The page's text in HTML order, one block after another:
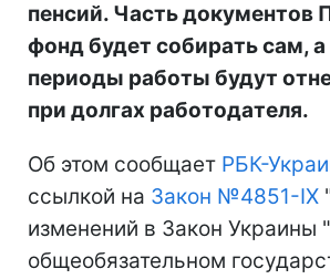
пенсий. Часть документов
фонд будет собирать сам,
периоды работы будут
при долгах работодателя.
Об этом сообщает РБК-
ссылкой на Закон №4851-IX
изменений в Закон Украины
общеобязательном